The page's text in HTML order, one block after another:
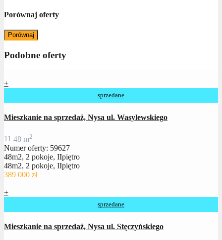
Porównaj oferty
Porównaj
Podobne oferty
+
sprzedane
Mieszkanie na sprzedaż, Nysa ul. Wasylewskiego
11 48 m2
Numer oferty: 59627
48m2, 2 pokoje, IIpiętro
48m2, 2 pokoje, IIpiętro
389 000 zł
+
sprzedane
Mieszkanie na sprzedaż, Nysa ul. Stęczyńskiego